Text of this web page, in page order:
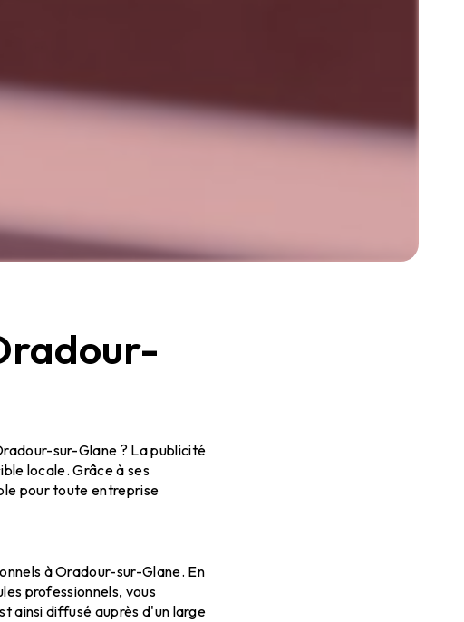
sur-Glane ? La publicité
locale. Grâce à ses
pour toute entreprise
à Oradour-sur-Glane. En
professionnels, vous
ainsi diffusé auprès d'un large